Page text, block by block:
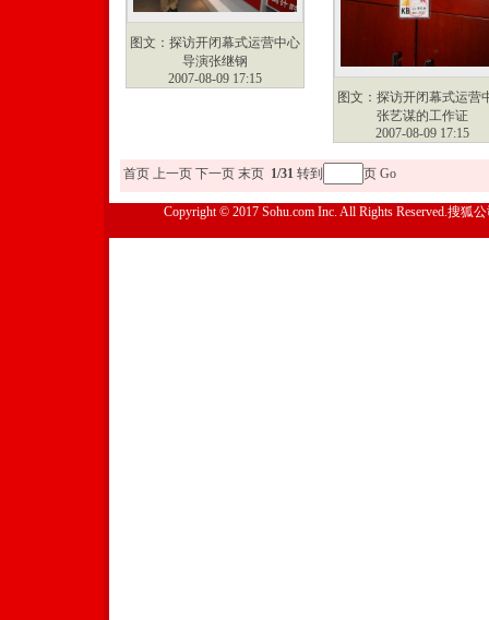
图文：探访开闭幕式运营中心
导演张继钢
2007-08-09 17:15
图文：探访开闭幕式运营
张艺谋的工作证
2007-08-09 17:15
首页 上一页 下一页 末页 1/31 转到 页 Go
Copyright © 2017 Sohu.com Inc. All Rights Reserved.搜狐